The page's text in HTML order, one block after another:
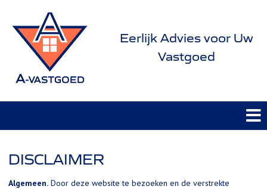
Eerlijk Advies voor Uw
Vastgoed
DISCLAIMER
Algemeen. Door deze website te bezoeken en de verstrekte